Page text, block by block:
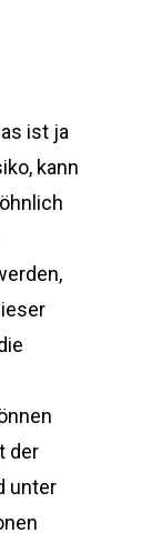
ist ja
kann
der
unter